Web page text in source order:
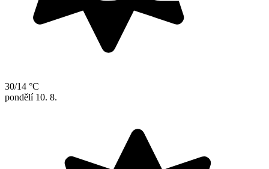
30/14 °C
pondělí 10. 8.